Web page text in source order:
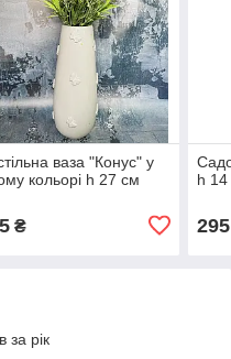
ваза "Конус" у
кольорі h 27 см
₴
h 14
295
за рік